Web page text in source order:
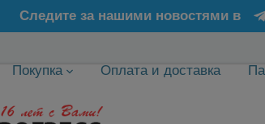
Следите за нашими новостями в
Покупка Оплата и доставка